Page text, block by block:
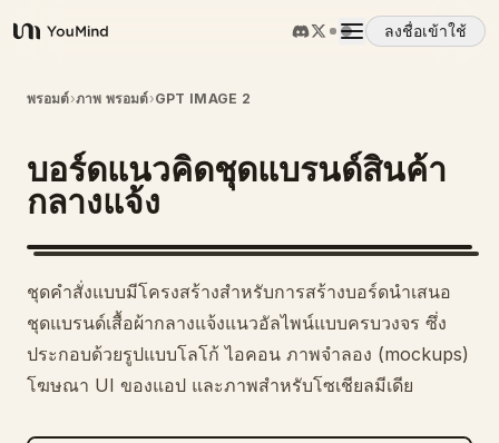
YouMind
ลงชื่อเข้าใช้
ภาพรวม
กรณีการใช้งาน
ทักษะ
พรอมต์
ราคา
พรอมต์›ภาพ พรอมต์›GPT IMAGE 2
บอร์ดแนวคิดชุดแบรนด์สินค้า
กลางแจ้ง
ชุดคำสั่งแบบมีโครงสร้างสำหรับการสร้างบอร์ดนำเสนอ
ชุดแบรนด์เสื้อผ้ากลางแจ้งแนวอัลไพน์แบบครบวงจร ซึ่ง
ประกอบด้วยรูปแบบโลโก้ ไอคอน ภาพจำลอง (mockups)
โฆษณา UI ของแอป และภาพสำหรับโซเชียลมีเดีย